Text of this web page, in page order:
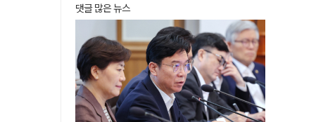
댓글 많은 뉴스